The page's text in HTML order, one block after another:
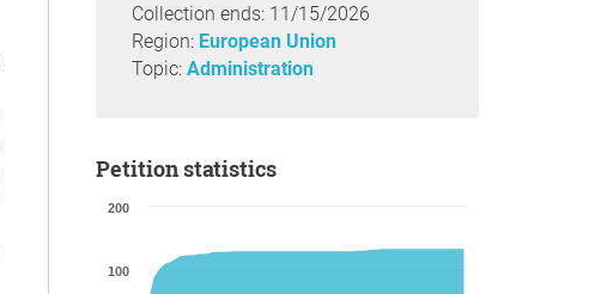
Collection ends: 11/15/2026
Region: European Union
Topic: Administration
Petition statistics
100
200